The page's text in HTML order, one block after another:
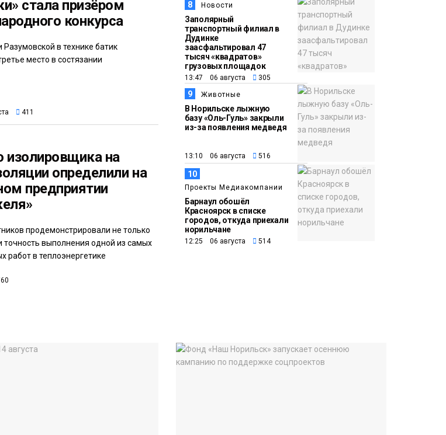
стала призёром
конкурса
Разумовской в технике батик
место в состязании
411
изолировщика на
определили на
предприятии
продемонстрировали не только
точность выполнения одной из самых
работ в теплоэнергетике
8 Новости
Заполярный
транспортный филиал в
Дудинке
заасфальтировал 47
тысяч «квадратов»
грузовых площадок
13:47 06 августа 305
9 Животные
В Норильске лыжную
базу «Оль-Гуль» закрыли
из-за появления медведя
13:10 06 августа 516
10
Проекты Медиакомпании
Барнаул обошёл
Красноярск в списке
городов, откуда приехали
норильчане
12:25 06 августа 514